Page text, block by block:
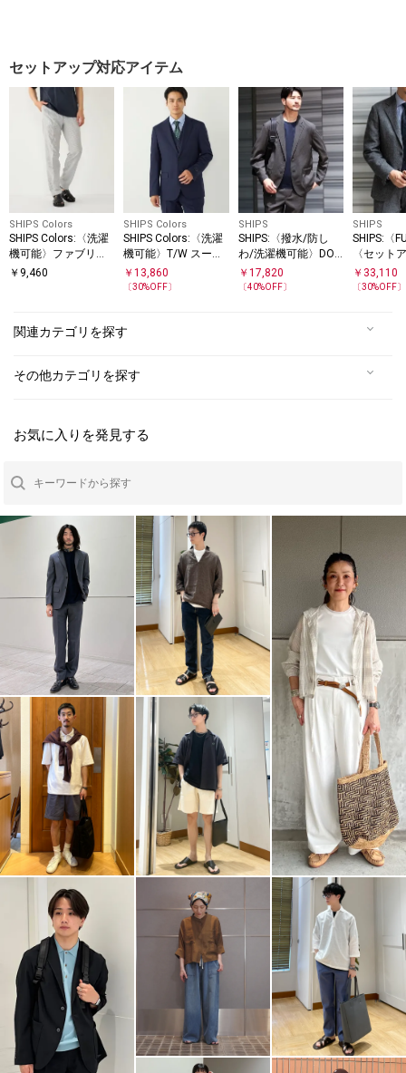
セットアップ対応アイテム
SHIPS Colors
SHIPS Colors:〈洗濯
機可能〉ファブリー
ズ シアサッカー スラ
￥ 9,460
SHIPS Colors
SHIPS Colors:〈洗濯
機可能〉T/W スーツ
ジャケット(セットア
ップ対応可能)
￥13,860
〔30%OFF〕
SHIPS
SHIPS:〈撥水/防し
わ/洗濯機可能〉DOT
AIR(R)ジャケット(セ
ットアップ対応)
￥ 17,820
〔40%OFF〕
SHIPS
SHIPS:〈
〈セット
応〉ホー
ャケット
￥ 33,110
〔30%OFF〕
関連カテゴリを探す
その他カテゴリを探す
お気に入りを発見する